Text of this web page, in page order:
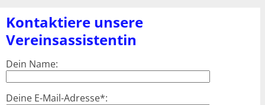
Kontaktiere unsere
Vereinsassistentin
Dein Name:
Deine E-Mail-Adresse*: